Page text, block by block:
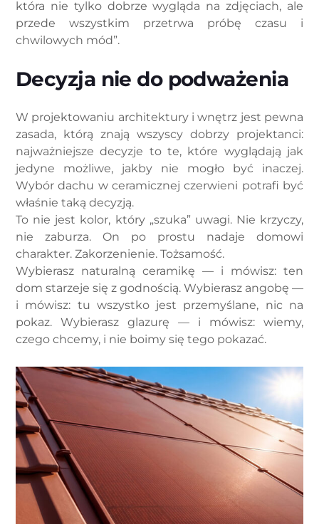
która nie tylko dobrze wygląda na zdjęciach, ale
przede wszystkim przetrwa próbę czasu i
chwilowych mód”.
Decyzja nie do podważenia
W projektowaniu architektury i wnętrz jest pewna
zasada, którą znają wszyscy dobrzy projektanci:
najważniejsze decyzje to te, które wyglądają jak
jedyne możliwe, jakby nie mogło być inaczej.
Wybór dachu w ceramicznej czerwieni potrafi być
właśnie taką decyzją.
To nie jest kolor, który „szuka” uwagi. Nie krzyczy,
nie zaburza. On po prostu nadaje domowi
charakter. Zakorzenienie. Tożsamość.
Wybierasz naturalną ceramikę — i mówisz: ten
dom starzeje się z godnością. Wybierasz angobę —
i mówisz: tu wszystko jest przemyślane, nic na
pokaz. Wybierasz glazurę — i mówisz: wiemy,
czego chcemy, i nie boimy się tego pokazać.